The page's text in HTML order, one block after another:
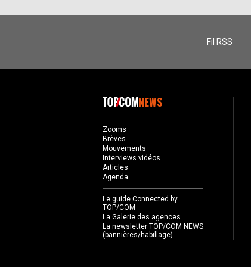
Fil RSS
NEWS
Zooms
Brèves
Mouvements
Interviews vidéos
Articles
Agenda
Le guide Connected by
TOP/COM
La Galerie des agences
La newsletter TOP/COM NEWS
(bannières/habillage)